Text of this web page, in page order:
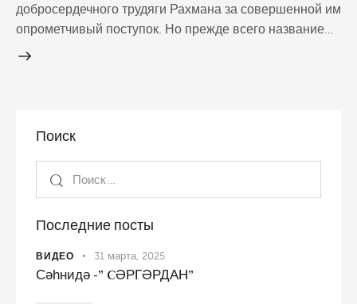
добросердечного трудяги Рахмана за совершенной им
опрометчивый поступок. Но прежде всего название…
Поиск
Последние посты
ВИДЕО 31 марта, 2025
Сәһнидә -” CӘРГӘРДАН”